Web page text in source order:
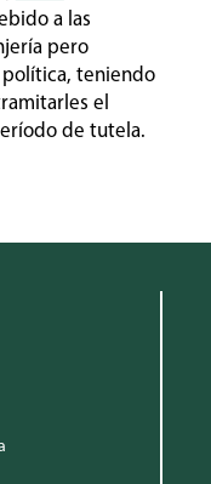
a las
pero
teniendo
el
de tutela.